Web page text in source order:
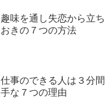
趣味を通し失恋から立
おきの７つの方法
仕事のできる人は３分
手な７つの理由